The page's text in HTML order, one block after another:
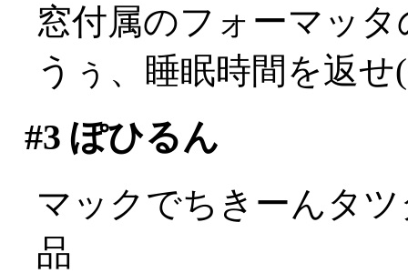
窓付属のフォーマッ
うぅ、睡眠時間を返
#3 ぽひるん
マックでちきーんタ
品